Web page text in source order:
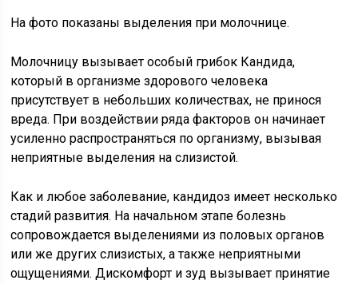
На фото показаны выделения при молочнице.
Молочницу вызывает особый грибок Кандида,
который в организме здорового человека
присутствует в небольших количествах, не принося
вреда. При воздействии ряда факторов он начинает
усиленно распространяться по организму, вызывая
неприятные выделения на слизистой.
Как и любое заболевание, кандидоз имеет несколько
стадий развития. На начальном этапе болезнь
сопровождается выделениями из половых органов
или же других слизистых, а также неприятными
ощущениями. Дискомфорт и зуд вызывает принятие